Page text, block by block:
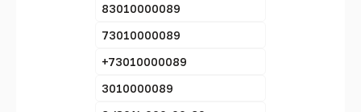
83010000089
73010000089
+73010000089
3010000089